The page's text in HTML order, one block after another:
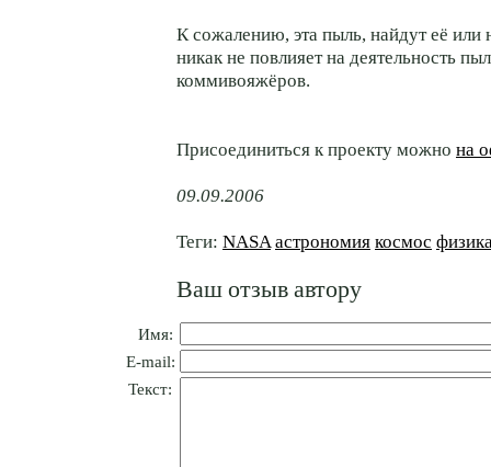
К сожалению, эта пыль, найдут её или
никак не повлияет на деятельность
коммивояжёров.
Присоединиться к проекту можно на
09.09.2006
Теги: NASA астрономия космос
Ваш отзыв автору
Имя:
E-mail:
Текст: